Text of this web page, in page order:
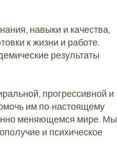
навыки и качества,
к жизни и работе.
результаты
прогрессивной и
им по-настоящему
меняющемся мире. Мы
и психическое